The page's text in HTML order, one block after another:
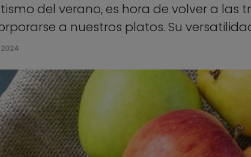
del verano, es hora de volver a las
a nuestros platos. Su